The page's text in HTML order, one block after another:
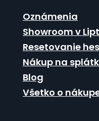
Oznámenia
Showroom v
Resetovanie
Nákup na
Blog
Všetko o